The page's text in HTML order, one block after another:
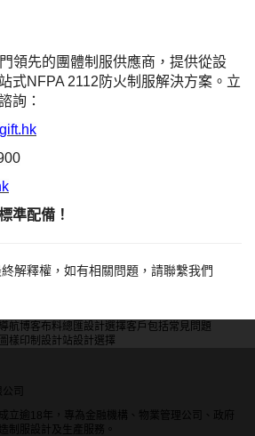
領先的團體制服供應商，提供從設
式NFPA 2112防火制服解決方案。立
詢：
準配備！
解釋權，如有相關問題，請聯繫我們
航博客布料總匯設計選擇客戶包括常見問題
圖樣印制 設計站設計選擇
司
立逾18年，專為金融機構、物業管理公司、政府
制服設計及生產服務。